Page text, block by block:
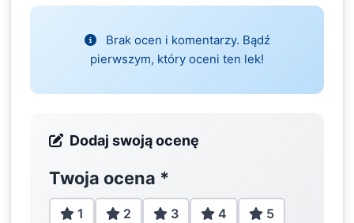
Brak ocen i komentarzy. Bądź
pierwszym, który oceni ten lek!
Dodaj swoją ocenę
Twoja ocena *
1 2 3 4 5